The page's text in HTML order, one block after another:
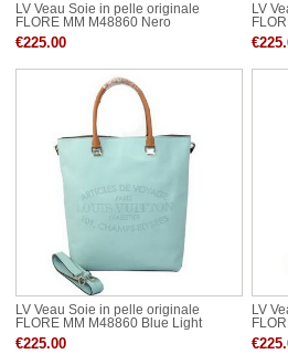
LV Veau Soie in pelle originale
FLORE MM M48860 Nero
€225.00
LV
LV Veau Soie in pelle originale
FLORE MM M48860 Blue Light
€225.00
LV